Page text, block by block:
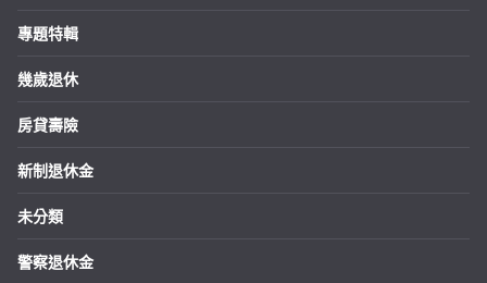
專題特輯
幾歲退休
房貸壽險
新制退休金
未分類
警察退休金